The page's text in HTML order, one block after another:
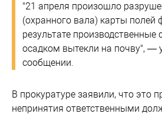
"21 апреля произошло
(охранного вала) карты полей
результате производственные
осадком вытекли на почву", —
сообщении.
В прокуратуре заявили, что это
непринятия ответственными